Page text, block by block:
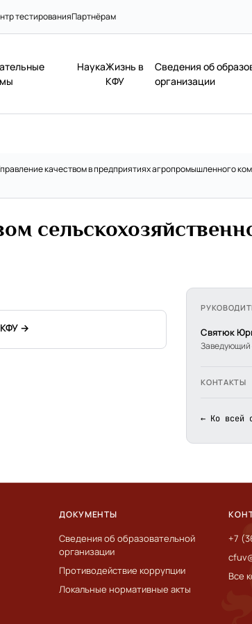
тестированияПартнёрам
НаукаЖизнь в
КФУ
Сведения об
организации
качеством в предприятиях агропромышленного
КФУ → Святюк
КОНТАКТЫ
← Ко всей
ДОКУМЕНТЫ
Сведения об образовательной
организации
Противодействие коррупции
Локальные нормативные акты
+7
Все